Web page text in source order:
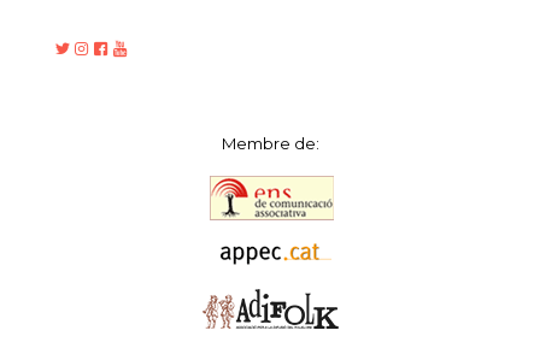
Membre de: